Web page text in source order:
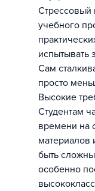
Стрессовый
учебного
испытывать
Сам
просто
Высокие
Студентам
времени на
материалов
быть
особенно